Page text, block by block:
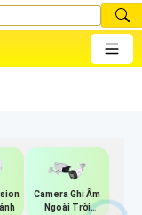
Camera Ghi Âm
Ngoài Trời